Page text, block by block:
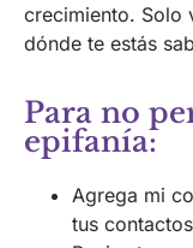
crecimiento. Solo
dónde te estás
Para no
epifanía:
Agrega mi
tus